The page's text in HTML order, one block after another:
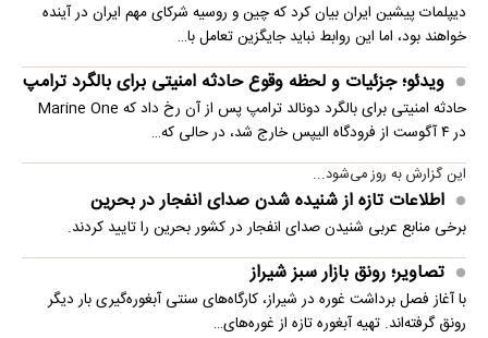
دیپلمات پیشین ایران بیان کرد که چین و روسیه شرکای مهم ایران در آینده
خواهند بود، اما این روابط نباید جایگزین تعامل با…
ویدئو؛ جزئیات و لحظه وقوع حادثه امنیتی برای بالگرد ترامپ
حادثه امنیتی برای بالگرد دونالد ترامپ پس از آن رخ داد که Marine One
در ۴ آگوست از فرودگاه الیپس خارج شد، در حالی که…
این گزارش به روز می‌شود...
اطلاعات تازه از شنیده شدن صدای انفجار در بحرین
برخی منابع عربی شنیدن صدای انفجار در کشور بحرین را تایید کردند.
تصاویر؛ رونق بازار سبز شیراز
با آغاز فصل برداشت غوره در شیراز، کارگاه‌های سنتی آبغوره‌گیری بار دیگر
رونق گرفته‌اند. تهیه آبغوره تازه از غوره‌های…